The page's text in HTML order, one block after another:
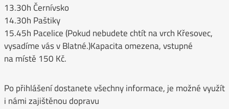
13.30h Černívsko
14.30h Paštiky
15.45h Pacelice (Pokud nebudete chtít na vrch Křesovec,
vysadíme vás v Blatné.)Kapacita omezena, vstupné
na místě 150 Kč.
Po přihlášení dostanete všechny informace, je možné využít
i námi zajištěnou dopravu